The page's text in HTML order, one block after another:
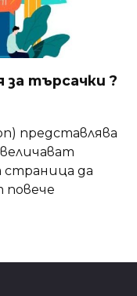
за търсачки ?
представлява
да
повече